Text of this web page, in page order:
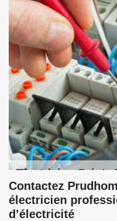
Contactez
électricien
d’électricité